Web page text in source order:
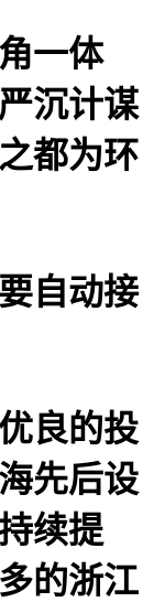
一体
沉计谋
都为环
自动接
良的投
先后设
续提
的浙江